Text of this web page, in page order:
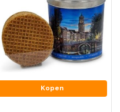
Kopen